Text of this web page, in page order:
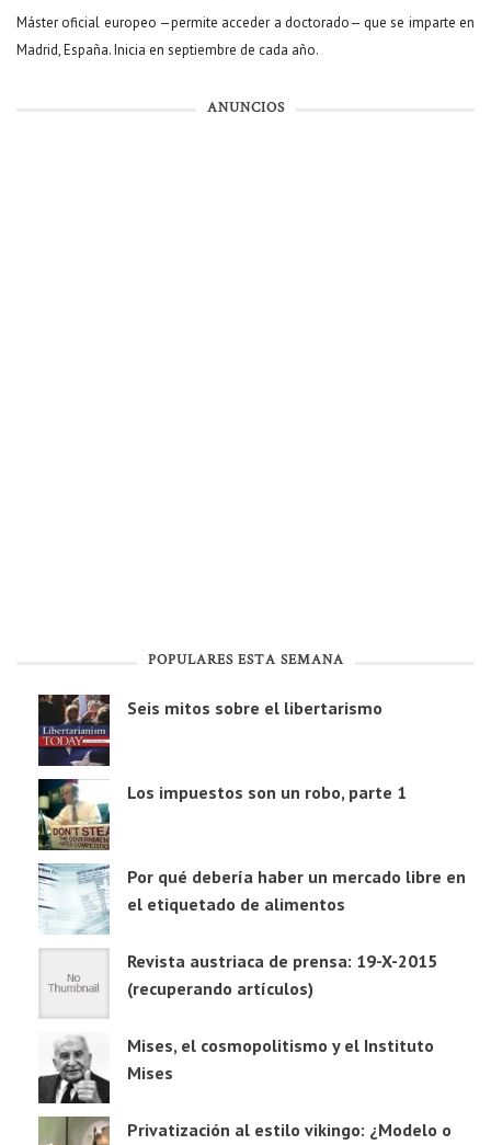
Máster oficial europeo —permite acceder a doctorado— que se imparte en
Madrid, España. Inicia en septiembre de cada año.
ANUNCIOS
POPULARES ESTA SEMANA
Seis mitos sobre el libertarismo
Los impuestos son un robo, parte 1
Por qué debería haber un mercado libre en
el etiquetado de alimentos
Revista austriaca de prensa: 19-X-2015
(recuperando artículos)
Mises, el cosmopolitismo y el Instituto
Mises
Privatización al estilo vikingo: ¿Modelo o